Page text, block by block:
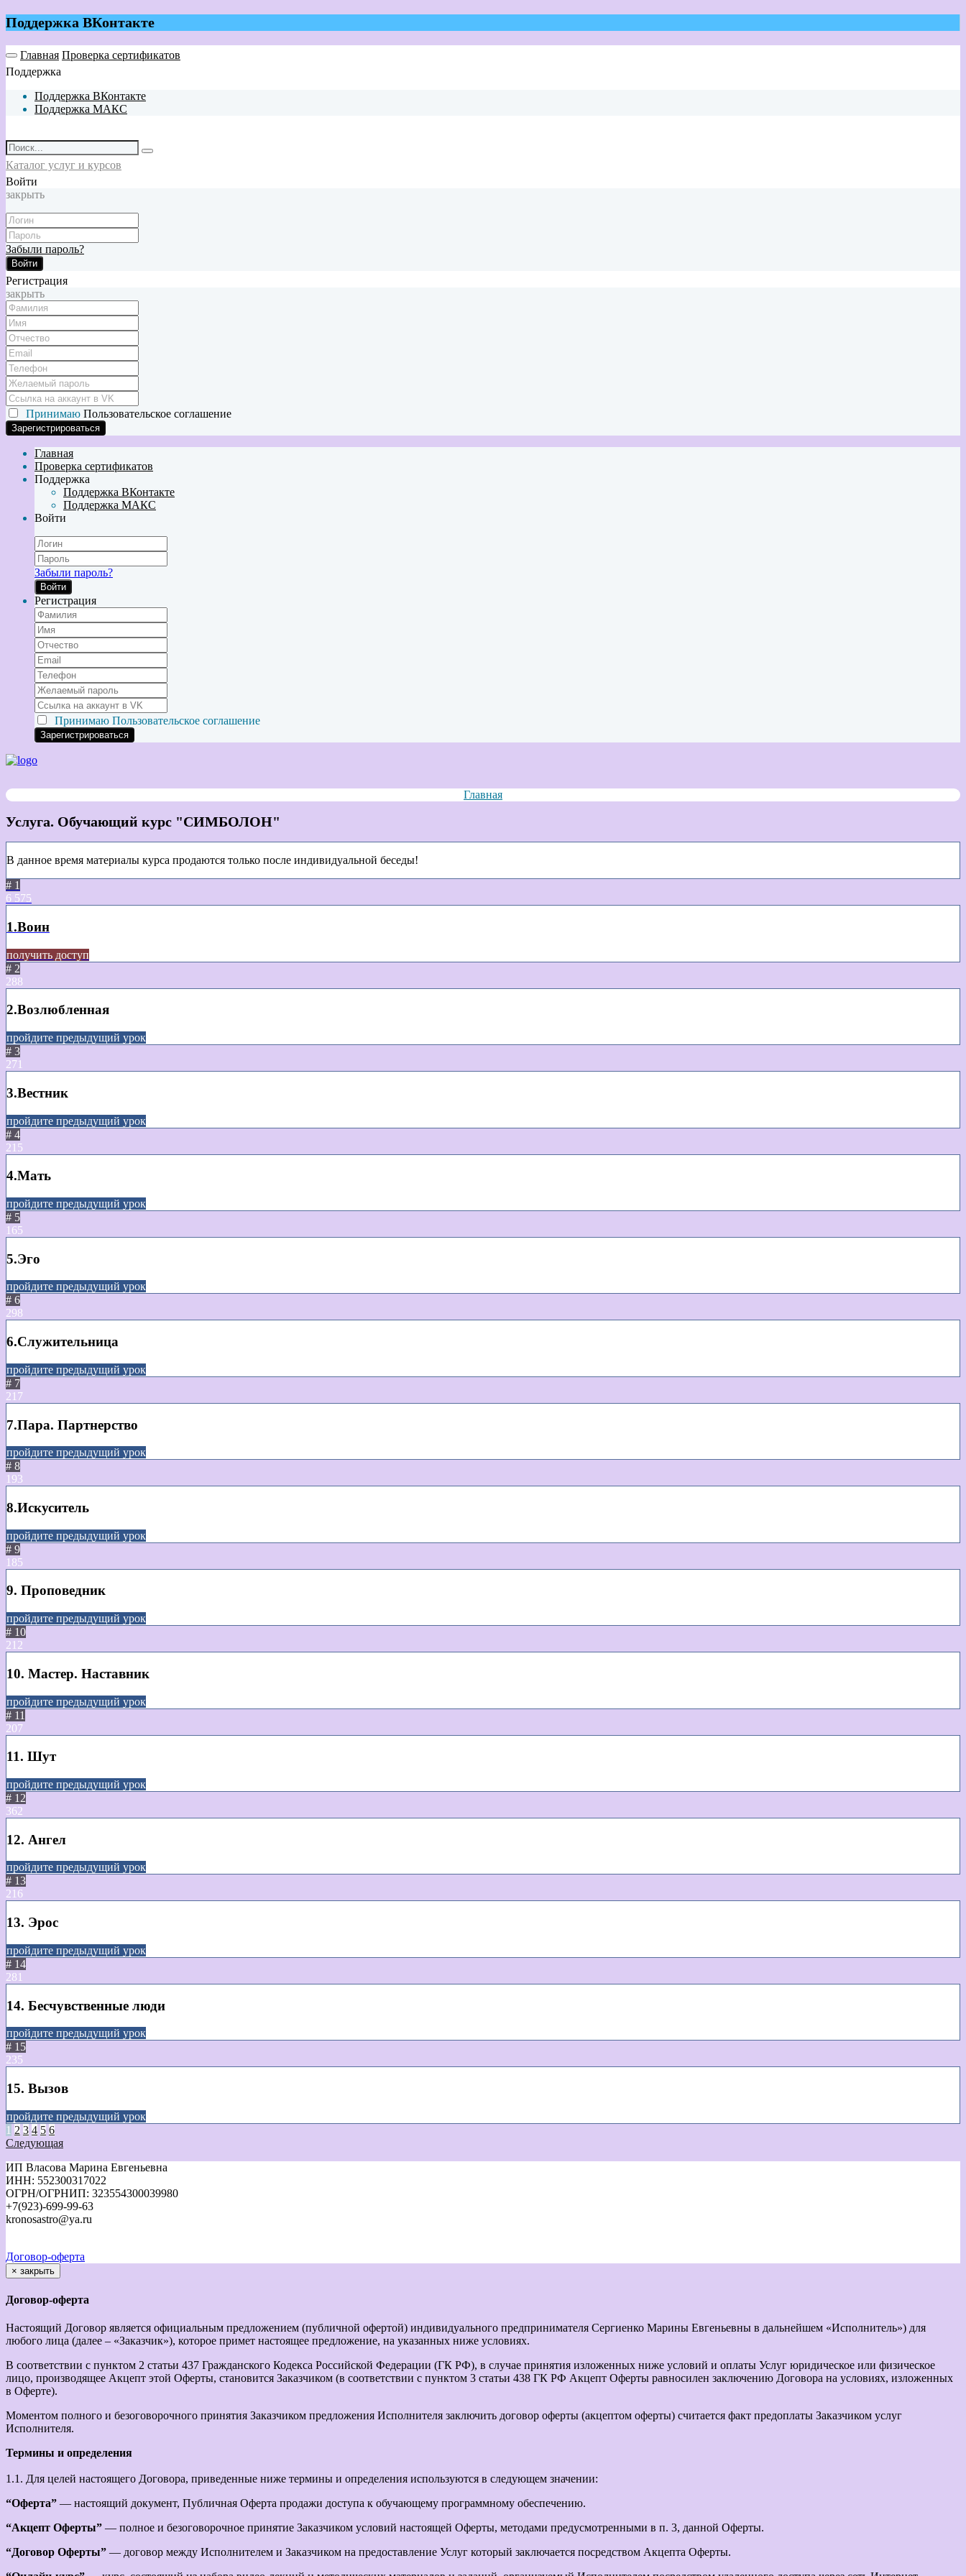
Поддержка ВКонтакте
Главная Проверка сертификатов
Поддержка
Поддержка ВКонтакте
Поддержка МАКС
Каталог услуг и курсов
Войти
закрыть
Забыли пароль?
Войти
Регистрация
закрыть
Принимаю Пользовательское соглашение
Главная
Проверка сертификатов
Поддержка
Поддержка ВКонтакте
Поддержка МАКС
Войти
Забыли пароль?
Войти
Регистрация
Принимаю Пользовательское соглашение
Главная
Услуга. Обучающий курс "СИМБОЛОН"
В данное время материалы курса продаются только после индивидуальной беседы!
# 1
6 575
1.Воин
получить доступ
# 2
288
2.Возлюбленная
пройдите предыдущий урок
# 3
271
3.Вестник
пройдите предыдущий урок
# 4
215
4.Мать
пройдите предыдущий урок
# 5
165
5.Эго
пройдите предыдущий урок
# 6
298
6.Служительница
пройдите предыдущий урок
# 7
217
7.Пара. Партнерство
пройдите предыдущий урок
# 8
193
8.Искуситель
пройдите предыдущий урок
# 9
185
9. Проповедник
пройдите предыдущий урок
# 10
212
10. Мастер. Наставник
пройдите предыдущий урок
# 11
207
11. Шут
пройдите предыдущий урок
# 12
362
12. Ангел
пройдите предыдущий урок
# 13
216
13. Эрос
пройдите предыдущий урок
# 14
281
14. Бесчувственные люди
пройдите предыдущий урок
# 15
235
15. Вызов
пройдите предыдущий урок
1 2 3 4 5 6
Следующая
ИП Власова Марина Евгеньевна
ИНН: 552300317022
ОГРН/ОГРНИП: 323554300039980
+7(923)-699-99-63
kronosastro@ya.ru
Договор-оферта
× закрыть
Договор-оферта
Настоящий Договор является официальным предложением (публичной офертой) индивидуального предпринимателя Сергиенко Марины Евгеньевны в дальнейшем «Исполнитель») для
любого лица (далее – «Заказчик»), которое примет настоящее предложение, на указанных ниже условиях.
В соответствии с пунктом 2 статьи 437 Гражданского Кодекса Российской Федерации (ГК РФ), в случае принятия изложенных ниже условий и оплаты Услуг юридическое или физическое
лицо, производящее Акцепт этой Оферты, становится Заказчиком (в соответствии с пунктом 3 статьи 438 ГК РФ Акцепт Оферты равносилен заключению Договора на условиях, изложенных
в Оферте).
Моментом полного и безоговорочного принятия Заказчиком предложения Исполнителя заключить договор оферты (акцептом оферты) считается факт предоплаты Заказчиком услуг
Исполнителя.
Термины и определения
1.1. Для целей настоящего Договора, приведенные ниже термины и определения используются в следующем значении:
“Оферта” — настоящий документ, Публичная Оферта продажи доступа к обучающему программному обеспечению.
“Акцепт Оферты” — полное и безоговорочное принятие Заказчиком условий настоящей Оферты, методами предусмотренными в п. 3, данной Оферты.
“Договор Оферты” — договор между Исполнителем и Заказчиком на предоставление Услуг который заключается посредством Акцепта Оферты.